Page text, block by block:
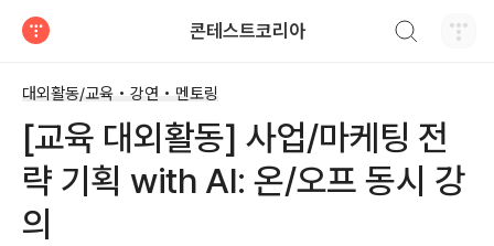
콘테스트코리아
대외활동/교육 • 강연 • 멘토링
[교육 대외활동] 사업/마케팅 전
략 기획 with AI: 온/오프 동시 강
의